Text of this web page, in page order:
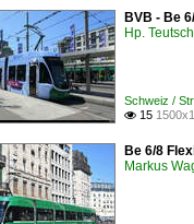
BVB - Be
Hp.
Schweiz /
 15
Be 6/8
Markus